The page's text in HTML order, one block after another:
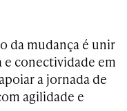
da mudança é unir
conectividade em
a jornada de
agilidade e